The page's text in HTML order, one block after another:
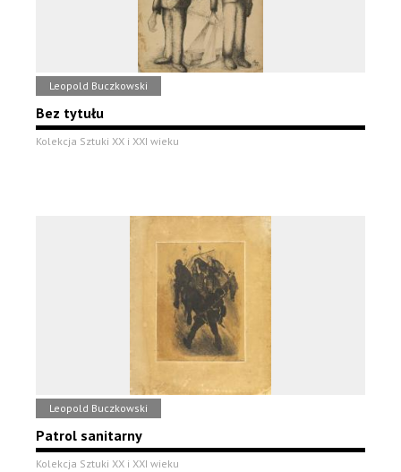
Leopold Buczkowski
Bez tytułu
Kolekcja Sztuki XX i XXI wieku
Leopold Buczkowski
Patrol sanitarny
Kolekcja Sztuki XX i XXI wieku